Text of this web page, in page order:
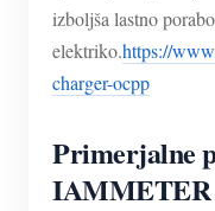
izboljša lastno
elektriko.https://
charger-ocpp
Primerjalne
IAMMETER